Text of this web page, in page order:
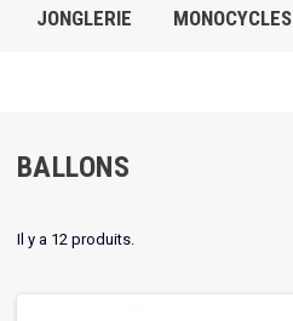
JONGLERIE MONOCYCLES
BALLONS
Il y a 12 produits.